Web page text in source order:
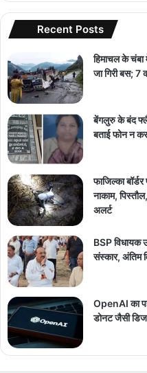
Recent Posts
हिमाचल के
जा गिरी बस; 7
बेंगलुरु के बंद
बताई फोन न
फाजिल्का
नाकाम,
अलर्ट
BSP विधायक
संस्कार, अंतिम
OpenAI का
डोनट जैसी